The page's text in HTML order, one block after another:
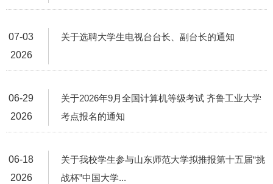
07-03
2026
关于选聘大学生电视台台长、副台长的通知
06-29
2026
关于2026年9月全国计算机等级考试 齐鲁工业大学
考点报名的通知
06-18
2026
关于我校学生参与山东师范大学拟推报第十五届“挑
战杯”中国大学...